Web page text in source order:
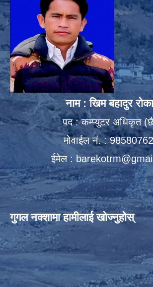
नाम : खिम बहादुर
पद : कम्प्युटर अधिकृत
मोवाईल नं. :
ईमेल :
गुगल नक्शामा हामीलाई खोज्नुहोस्